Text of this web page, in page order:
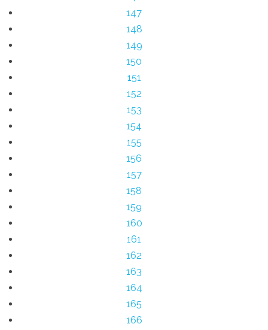
147
148
149
150
151
152
153
154
155
156
157
158
159
160
161
162
163
164
165
166